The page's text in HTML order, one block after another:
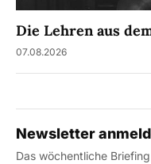
Die Lehren aus
07.08.2026
Newsletter
Das wöchentliche